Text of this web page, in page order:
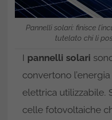
Pannelli solari: finisce
tutelato chi li
I pannelli solari
convertono
elettrica utilizzabile.
celle fotovoltaiche